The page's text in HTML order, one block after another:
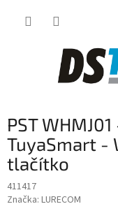
PST
TuyaSmart -
tlačítko
411417
Značka: LURECOM